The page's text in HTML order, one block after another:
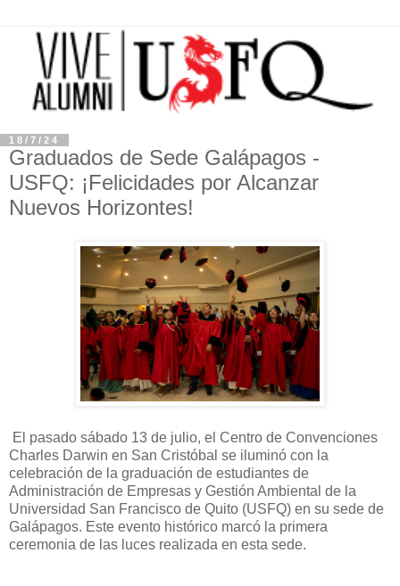
18/7/24
Graduados de Sede Galápagos -
USFQ: ¡Felicidades por Alcanzar
Nuevos Horizontes!
El pasado sábado 13 de julio, el Centro de Convenciones
Charles Darwin en San Cristóbal se iluminó con la
celebración de la graduación de estudiantes de
Administración de Empresas y Gestión Ambiental de la
Universidad San Francisco de Quito (USFQ) en su sede de
Galápagos. Este evento histórico marcó la primera
ceremonia de las luces realizada en esta sede.